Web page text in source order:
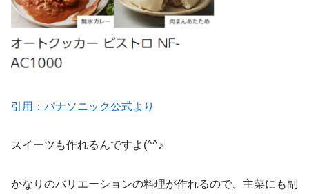
引用：パナソニック公式より
スイーツも作れるんですよ(^^♪
かなりのバリエーションの料理が作れるので、主菜にも副